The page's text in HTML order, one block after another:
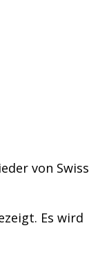
von Swiss
Es wird